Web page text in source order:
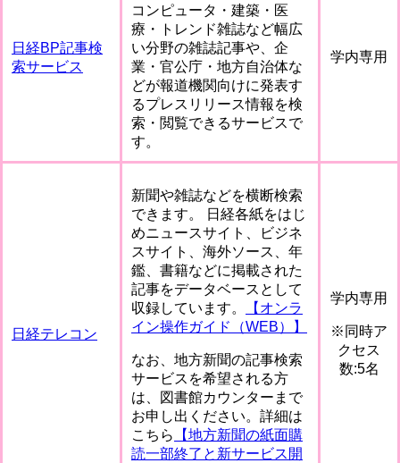
日経BP記事検
索サービス
コンピュータ・建築・医
療・トレンド雑誌など幅広
い分野の雑誌記事や、企
業・官公庁・地方自治体な
どが報道機関向けに発表す
るプレスリリース情報を検
索・閲覧できるサービスで
す。
学内専用
日経テレコン
新聞や雑誌などを横断検索
できます。 日経各紙をはじ
めニュースサイト、ビジネ
スサイト、海外ソース、年
鑑、書籍などに掲載された
記事をデータベースとして
収録しています。
【オンラ
イン操作ガイド（WEB）】
なお、地方新聞の記事検索
サービスを希望される方
は、図書館カウンターまで
お申し出ください。詳細は
こちら
【地方新聞の紙面購
読一部終了と新サービス開
学内専用
※同時ア
クセス
数:5名